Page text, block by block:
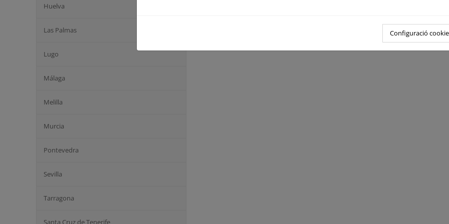
Huelva
Las Palmas
Lugo
Málaga
Melilla
Murcia
Pontevedra
Sevilla
Tarragona
Santa Cruz de Tenerife
Configuració